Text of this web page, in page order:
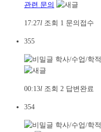
관련 문의
17:27l 조회 1 문의접수
355
학사/수업/학적
00:13l 조회 2 답변완료
354
학사/수업/학적